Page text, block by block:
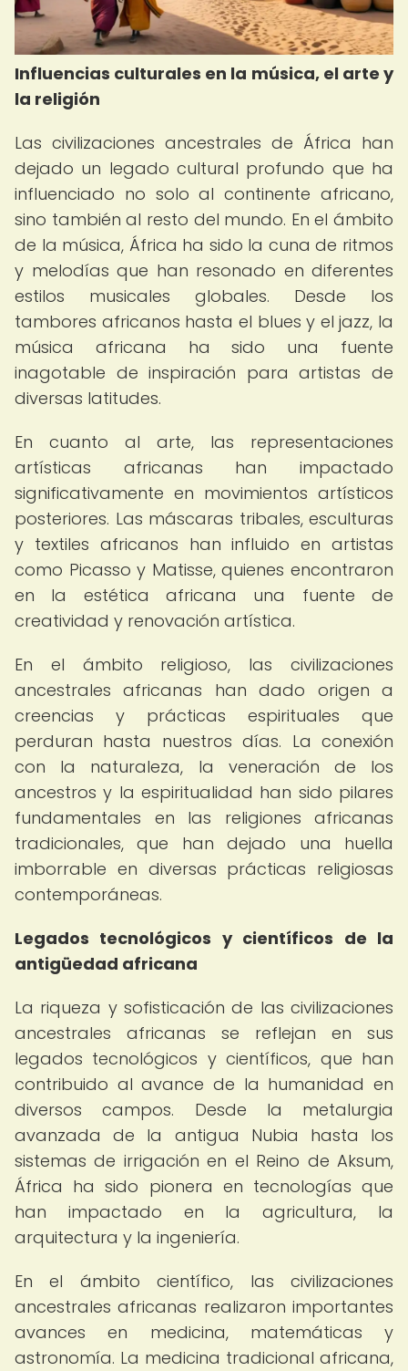
Influencias culturales en la música, el arte y
la religión
Las civilizaciones ancestrales de África han
dejado un legado cultural profundo que ha
influenciado no solo al continente africano,
sino también al resto del mundo. En el ámbito
de la música, África ha sido la cuna de ritmos
y melodías que han resonado en diferentes
estilos musicales globales. Desde los
tambores africanos hasta el blues y el jazz, la
música africana ha sido una fuente
inagotable de inspiración para artistas de
diversas latitudes.
En cuanto al arte, las representaciones
artísticas africanas han impactado
significativamente en movimientos artísticos
posteriores. Las máscaras tribales, esculturas
y textiles africanos han influido en artistas
como Picasso y Matisse, quienes encontraron
en la estética africana una fuente de
creatividad y renovación artística.
En el ámbito religioso, las civilizaciones
ancestrales africanas han dado origen a
creencias y prácticas espirituales que
perduran hasta nuestros días. La conexión
con la naturaleza, la veneración de los
ancestros y la espiritualidad han sido pilares
fundamentales en las religiones africanas
tradicionales, que han dejado una huella
imborrable en diversas prácticas religiosas
contemporáneas.
Legados tecnológicos y científicos de la
antigüedad africana
La riqueza y sofisticación de las civilizaciones
ancestrales africanas se reflejan en sus
legados tecnológicos y científicos, que han
contribuido al avance de la humanidad en
diversos campos. Desde la metalurgia
avanzada de la antigua Nubia hasta los
sistemas de irrigación en el Reino de Aksum,
África ha sido pionera en tecnologías que
han impactado en la agricultura, la
arquitectura y la ingeniería.
En el ámbito científico, las civilizaciones
ancestrales africanas realizaron importantes
avances en medicina, matemáticas y
astronomía. La medicina tradicional africana,